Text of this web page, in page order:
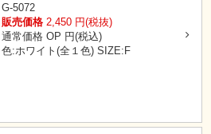
G-5072
販売価格 2,450 円(税抜)
通常価格 OP 円(税込)
色:ホワイト(全１色) SIZE:F